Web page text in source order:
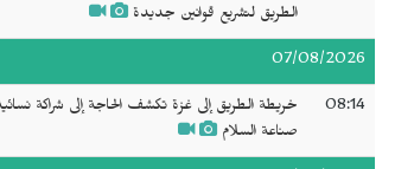
الطريق لتشريع قوانين جديدة
07/08/2026
08:14
خريطة الطريق إلى غزة تكشف الحاجة إلى شراكة
صناعة السلام